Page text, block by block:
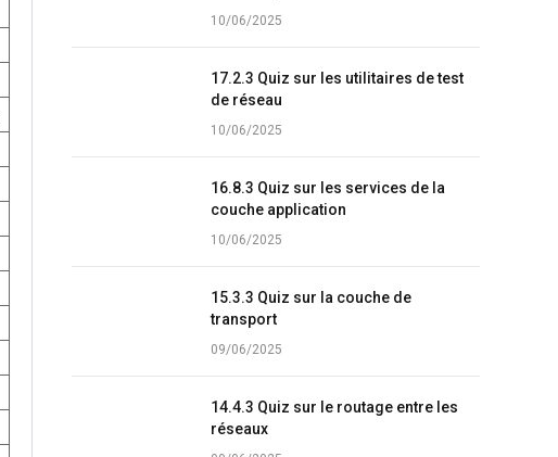
10/06/2025
17.2.3 Quiz sur les utilitaires de test
de réseau
10/06/2025
16.8.3 Quiz sur les services de la
couche application
10/06/2025
15.3.3 Quiz sur la couche de
transport
09/06/2025
14.4.3 Quiz sur le routage entre les
réseaux